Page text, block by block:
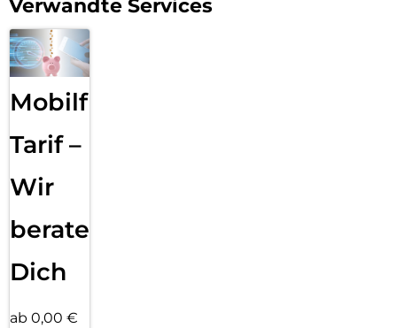
Verwandte Services
Mobilfunk
Tarif –
Wir
beraten
Dich
ab 0,00 €